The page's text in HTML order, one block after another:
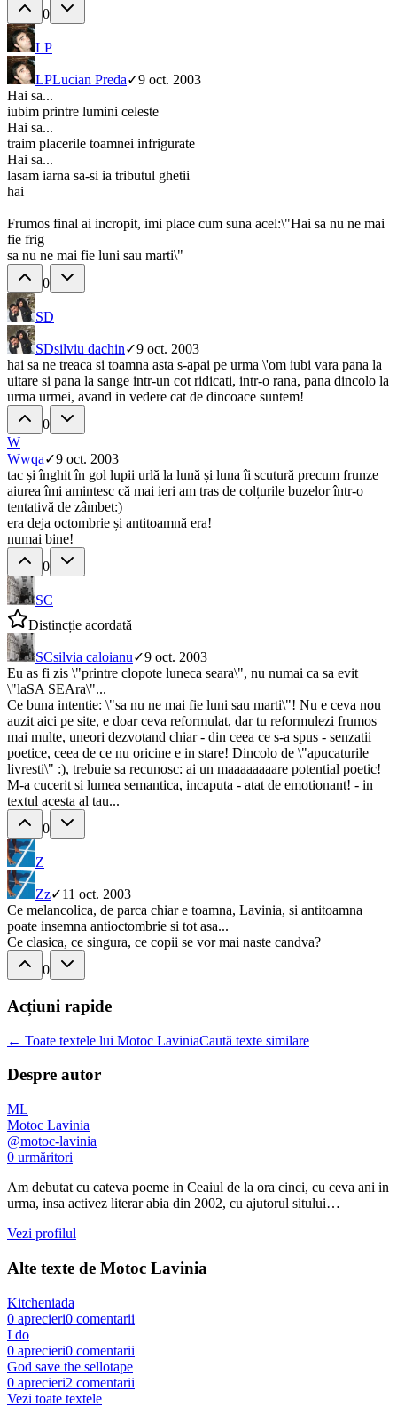
0
LP
LPLucian Preda✓9 oct. 2003
Hai sa...
iubim printre lumini celeste
Hai sa...
traim placerile toamnei infrigurate
Hai sa...
lasam iarna sa-si ia tributul ghetii
hai
Frumos final ai incropit, imi place cum suna acel:\"Hai sa nu ne mai
fie frig
sa nu ne mai fie luni sau marti\"
0
SD
SDsilviu dachin✓9 oct. 2003
hai sa ne treaca si toamna asta s-apai pe urma \'om iubi vara pana la
uitare si pana la sange intr-un cot ridicati, intr-o rana, pana dincolo la
urma urmei, avand in vedere cat de dincoace suntem!
0
W
Wwqa✓9 oct. 2003
tac și înghit în gol lupii urlă la lună și luna îi scutură precum frunze
aiurea îmi amintesc că mai ieri am tras de colțurile buzelor într-o
tentativă de zâmbet:)
era deja octombrie și antitoamnă era!
numai bine!
0
SC
Distincție acordată
SCsilvia caloianu✓9 oct. 2003
Eu as fi zis \"printre clopote luneca seara\", nu numai ca sa evit
\"laSA SEAra\"...
Ce buna intentie: \"sa nu ne mai fie luni sau marti\"! Nu e ceva nou
auzit aici pe site, e doar ceva reformulat, dar tu reformulezi frumos
mai multe, uneori dezvotand chiar - din ceea ce s-a spus - senzatii
poetice, ceea de ce nu oricine e in stare! Dincolo de \"apucaturile
livresti\" :), trebuie sa recunosc: ai un maaaaaaaare potential poetic!
M-a cucerit si lumea semantica, incaputa - atat de emotionant! - in
textul acesta al tau...
0
Z
Zz✓11 oct. 2003
Ce melancolica, de parca chiar e toamna, Lavinia, si antitoamna
poate insemna antioctombrie si tot asa...
Ce clasica, ce singura, ce copii se vor mai naste candva?
0
Acțiuni rapide
← Toate textele lui Motoc LaviniaCaută texte similare
Despre autor
ML
Motoc Lavinia
@motoc-lavinia
0 urmăritori
Am debutat cu cateva poeme in Ceaiul de la ora cinci, cu ceva ani in
urma, insa activez literar abia din 2002, cu ajutorul sitului…
Vezi profilul
Alte texte de Motoc Lavinia
Kitcheniada
0 aprecieri0 comentarii
I do
0 aprecieri0 comentarii
God save the sellotape
0 aprecieri2 comentarii
Vezi toate textele